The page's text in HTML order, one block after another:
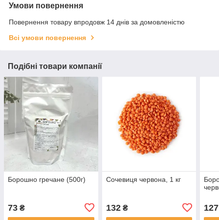
Умови повернення
Повернення товару впродовж 14 днів за домовленістю
Всі умови повернення
Подібні товари компанії
Борошно гречане (500г)
73 ₴
Сочевиця червона, 1 кг
132₴ 127